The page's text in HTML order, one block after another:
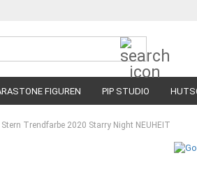
FIGUREN PIP STUDIO
Trendfarbe 2020 Starry Night NEUHEIT